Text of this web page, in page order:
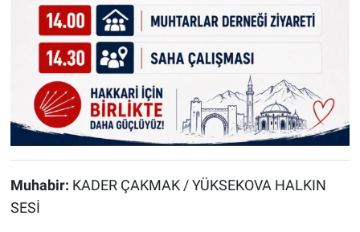
Muhabir: KADER ÇAKMAK / YÜKSEKOVA HALKIN
SESİ